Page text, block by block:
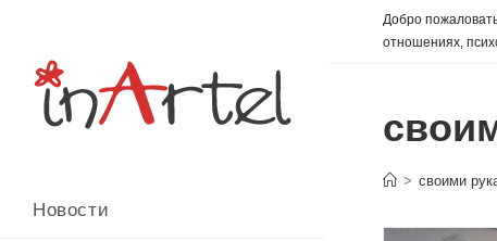
ПерейтиДобро
отношениях,
Новости
> своими